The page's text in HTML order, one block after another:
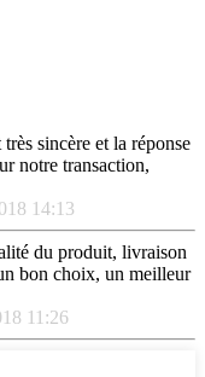
sincère et la réponse
notre transaction,
14:13
du produit, livraison
bon choix, un meilleur
11:26